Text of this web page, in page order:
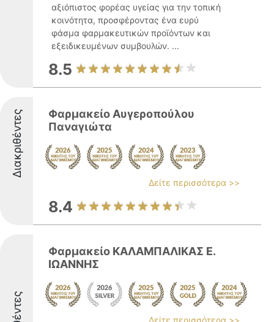
αξιόπιστος φορέας υγείας για την τοπική
κοινότητα, προσφέροντας ένα ευρύ
φάσμα φαρμακευτικών προϊόντων και
εξειδικευμένων συμβουλών. ...
8.5
Διακριθέντες
Φαρμακείο Αυγεροπούλου
Παναγιώτα
Δείτε περισσότερα >>
8.4
Φαρμακείο ΚΑΛΑΜΠΑΛΙΚΑΣ Ε.
ΙΩΑΝΝΗΣ
Δείτε περισσότερα >>